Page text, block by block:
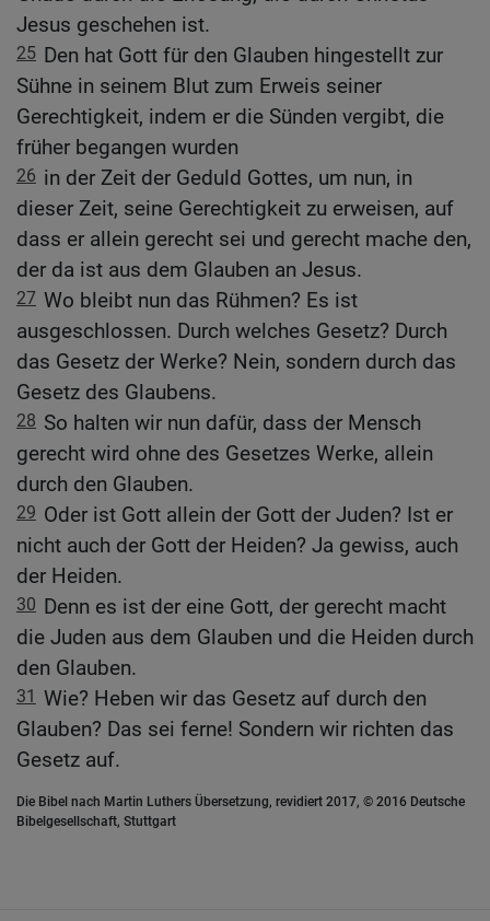
Jesus geschehen ist.
25 Den hat Gott für den Glauben hingestellt zur
Sühne in seinem Blut zum Erweis seiner
Gerechtigkeit, indem er die Sünden vergibt, die
früher begangen wurden
26 in der Zeit der Geduld Gottes, um nun, in
dieser Zeit, seine Gerechtigkeit zu erweisen, auf
dass er allein gerecht sei und gerecht mache den,
der da ist aus dem Glauben an Jesus.
27 Wo bleibt nun das Rühmen? Es ist
ausgeschlossen. Durch welches Gesetz? Durch
das Gesetz der Werke? Nein, sondern durch das
Gesetz des Glaubens.
28 So halten wir nun dafür, dass der Mensch
gerecht wird ohne des Gesetzes Werke, allein
durch den Glauben.
29 Oder ist Gott allein der Gott der Juden? Ist er
nicht auch der Gott der Heiden? Ja gewiss, auch
der Heiden.
30 Denn es ist der eine Gott, der gerecht macht
die Juden aus dem Glauben und die Heiden durch
den Glauben.
31 Wie? Heben wir das Gesetz auf durch den
Glauben? Das sei ferne! Sondern wir richten das
Gesetz auf.
Die Bibel nach Martin Luthers Übersetzung, revidiert 2017, © 2016 Deutsche
Bibelgesellschaft, Stuttgart